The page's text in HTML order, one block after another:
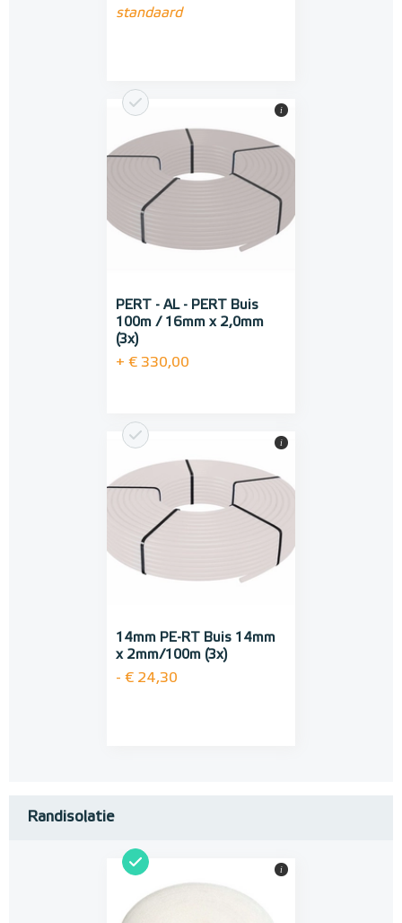
standaard
PERT - AL - PERT Buis
100m / 16mm x 2,0mm
(3x)
+ € 330,00
i
14mm PE-RT Buis 14mm
x 2mm/100m (3x)
- € 24,30
i
Randisolatie
i